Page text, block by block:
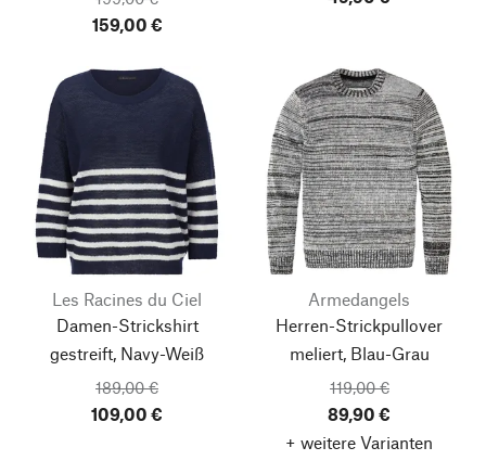
159,00 €
Les Racines du Ciel
Damen-Strickshirt
gestreift, Navy-Weiß
189,00 €
109,00 €
Armedangels
Herren-Strickpullover
meliert, Blau-Grau
119,00 €
89,90 €
+ weitere Varianten